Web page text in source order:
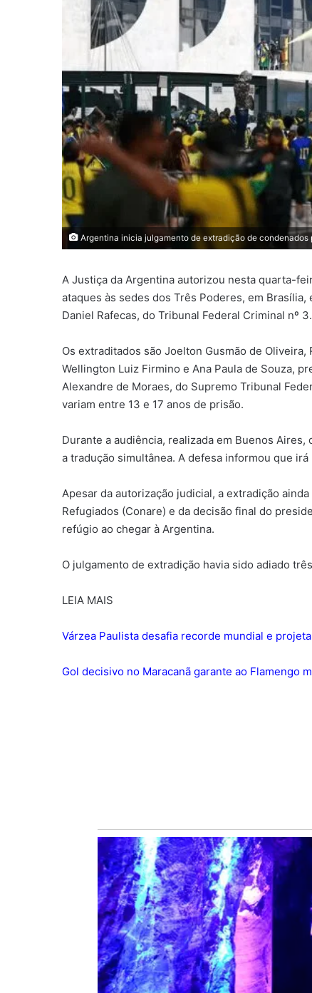
Argentina inicia julgamento de extradição de
A Justiça da Argentina autorizou nesta quarta-
ataques às sedes dos Três Poderes, em
Daniel Rafecas, do Tribunal Federal Criminal nº 3.
Os extraditados são Joelton Gusmão de
Wellington Luiz Firmino e Ana Paula de Souza,
Alexandre de Moraes, do Supremo Tribunal
variam entre 13 e 17 anos de prisão.
Durante a audiência, realizada em Buenos
a tradução simultânea. A defesa informou que
Apesar da autorização judicial, a extradição
Refugiados (Conare) e da decisão final do
refúgio ao chegar à Argentina.
O julgamento de extradição havia sido adiado
LEIA MAIS
Várzea Paulista desafia recorde mundial e
Gol decisivo no Maracanã garante ao Flamengo